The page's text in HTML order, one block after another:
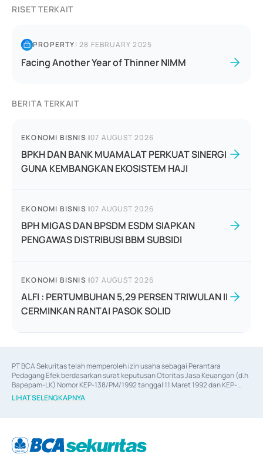
RISET TERKAIT
PROPERTY|28 FEBRUARY 2025
Facing Another Year of Thinner NIMM
BERITA TERKAIT
EKONOMI BISNIS |07 AUGUST 2026
BPKH DAN BANK MUAMALAT PERKUAT SINERGI
GUNA KEMBANGKAN EKOSISTEM HAJI
EKONOMI BISNIS |07 AUGUST 2026
BPH MIGAS DAN BPSDM ESDM SIAPKAN
PENGAWAS DISTRIBUSI BBM SUBSIDI
EKONOMI BISNIS |07 AUGUST 2026
ALFI : PERTUMBUHAN 5,29 PERSEN TRIWULAN II
CERMINKAN RANTAI PASOK SOLID
PT BCA Sekuritas telah memperoleh izin usaha sebagai Perantara
Pedagang Efek berdasarkan surat keputusan Otoritas Jasa Keuangan (d.h
Bapepam-LK) Nomor KEP-138/PM/1992 tanggal 11 Maret 1992 dan KEP-
06/D.04/2014 tanggal 28 Februari 2014, izin usaha sebagai Penjamin Emisi
Efek berdasarkan surat keputusan Otoritas Jasa Keuangan Nomor KEP-
berdasarkan surat keputusan Otoritas Jasa Keuangan Nomor S-
67/PM.21/2017 tanggal 3 Februari 2017, dan beberapa izin usaha lainnya
LIHAT SELENGKAPNYA